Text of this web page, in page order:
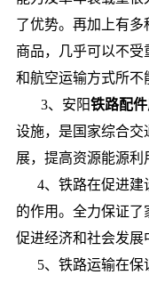
了优势。再加上有
商品，几乎可以不
和航空运输方式所不
3、安阳铁路配件
设施，是国家综合交
展，提高资源能源利
4、铁路在促进建
的作用。全力保证
促进经济和社会发展
5、铁路运输在保